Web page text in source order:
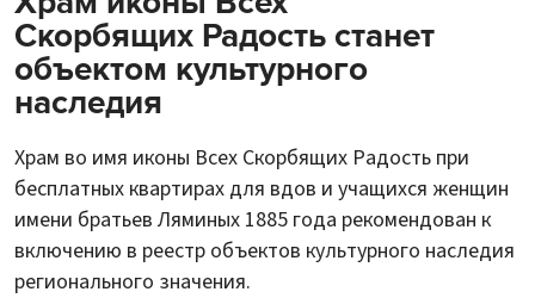
Скорбящих Радость станет
объектом культурного
наследия
Храм во имя иконы Всех Скорбящих Радость при
бесплатных квартирах для вдов и учащихся женщин
имени братьев Ляминых 1885 года рекомендован к
включению в реестр объектов культурного наследия
регионального значения.